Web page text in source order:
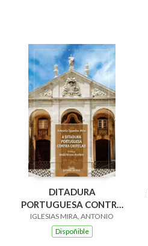
DITADURA
PORTUGUESA CONTRA
CASTELAO, A
IGLESIAS MIRA, ANTONIO
Dispoñible